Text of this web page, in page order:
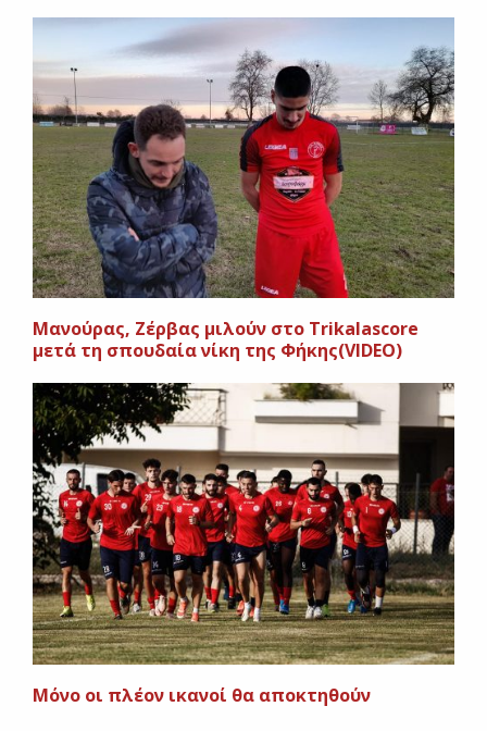
Μανούρας, Ζέρβας μιλούν στο Trikalascore
μετά τη σπουδαία νίκη της Φήκης(VIDEO)
Μόνο οι πλέον ικανοί θα αποκτηθούν